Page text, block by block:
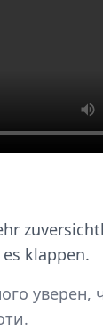
klappen.
уверен,